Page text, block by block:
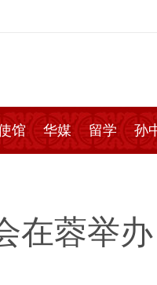
馆 华媒 留学 孙
在蓉举